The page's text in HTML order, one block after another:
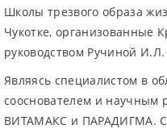
Школы трезвого образа
Чукотке, организованные
руководством Ручиной И.Л.
Являясь специалистом в
сооснователем и научным
ВИТАМАКС и ПАРАДИГМА. С